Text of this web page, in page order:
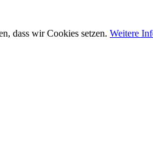
dass wir Cookies setzen. Weitere